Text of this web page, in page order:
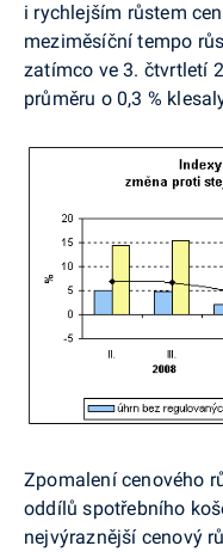
i rychlejším růstem
meziměsíční tempo
zatímco ve 3. čtvrtletí
průměru o 0,3 %
Zpomalení cenového
oddílů spotřebního
nejvýraznější cenový